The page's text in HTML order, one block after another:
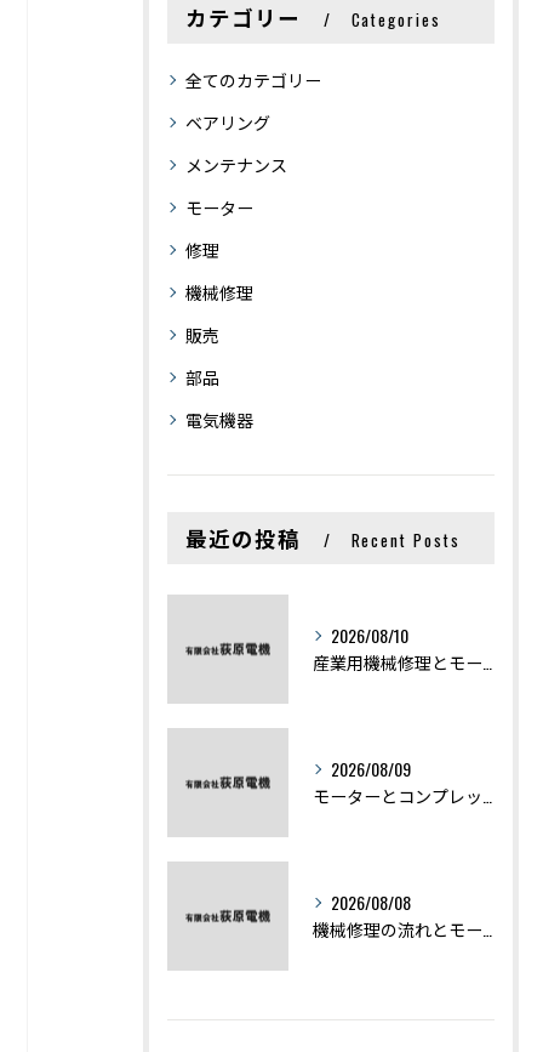
カテゴリー Categories
全てのカテゴリー
ベアリング
メンテナンス
モーター
修理
機械修理
販売
部品
電気機器
最近の投稿 Recent Posts
2026/08/10
2026/08/09
2026/08/08